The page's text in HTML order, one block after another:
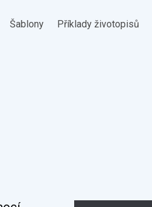
Šablony Příklady životopisů